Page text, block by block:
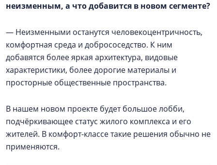
неизменным, а что добавится в новом сегменте?
— Неизменными останутся человекоцентричность,
комфортная среда и добрососедство. К ним
добавятся более яркая архитектура, видовые
характеристики, более дорогие материалы и
просторные общественные пространства.
В нашем новом проекте будет большое лобби,
подчёркивающее статус жилого комплекса и его
жителей. В комфорт-классе такие решения обычно не
применяются.